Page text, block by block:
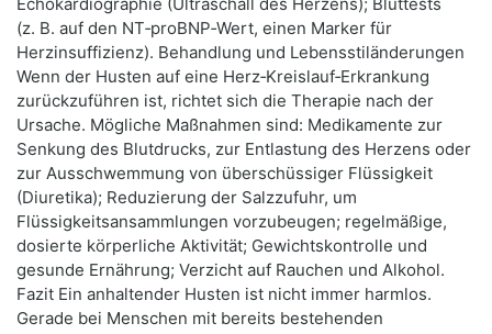
(z. B. auf den NT‑proBNP‑Wert, einen Marker für
Herzinsuffizienz). Behandlung und Lebensstiländerungen
Wenn der Husten auf eine Herz‑Kreislauf‑Erkrankung
zurückzuführen ist, richtet sich die Therapie nach der
Ursache. Mögliche Maßnahmen sind: Medikamente zur
Senkung des Blutdrucks, zur Entlastung des Herzens oder
zur Ausschwemmung von überschüssiger Flüssigkeit
(Diuretika); Reduzierung der Salzzufuhr, um
Flüssigkeitsansammlungen vorzubeugen; regelmäßige,
dosierte körperliche Aktivität; Gewichtskontrolle und
gesunde Ernährung; Verzicht auf Rauchen und Alkohol.
Fazit Ein anhaltender Husten ist nicht immer harmlos.
Gerade bei Menschen mit bereits bestehenden